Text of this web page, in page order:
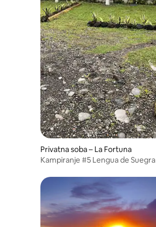
Privatna soba – La Fortuna
Kampiranje #5 Lengua de Suegra